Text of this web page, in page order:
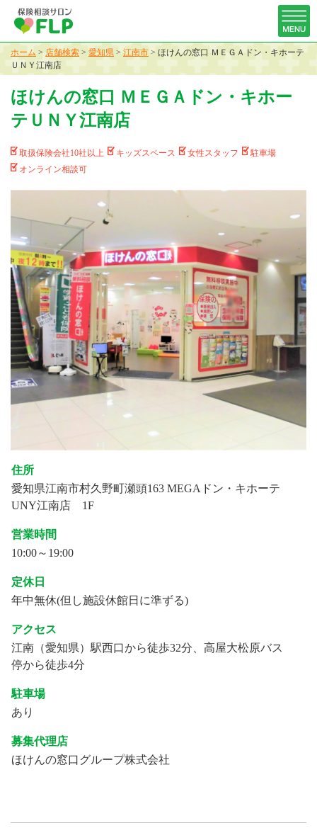
ホーム > 店舗検索 > 愛知県 > 江南市 > ほけんの窓口 ＭＥＧＡドン・キホーテ
ＵＮＹ江南店
ほけんの窓口 ＭＥＧＡドン・キホー
テＵＮＹ江南店
取扱保険会社10社以上 キッズスペース 女性スタッフ
駐車場
オンライン相談可
住所
愛知県江南市村久野町瀬頭163 MEGAドン・キホーテ
UNY江南店 1F
営業時間
10:00～19:00
定休日
年中無休(但し施設休館日に準ずる)
アクセス
江南（愛知県）駅西口から徒歩32分、高屋大松原バス
停から徒歩4分
駐車場
あり
募集代理店
ほけんの窓口グループ株式会社